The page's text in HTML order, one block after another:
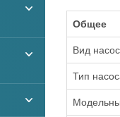
Общее
Вид
Тип